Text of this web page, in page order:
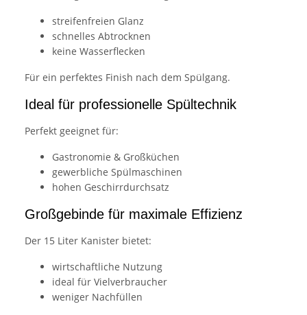
streifenfreien Glanz
schnelles Abtrocknen
keine Wasserflecken
Für ein perfektes Finish nach dem Spülgang.
Ideal für professionelle Spültechnik
Perfekt geeignet für:
Gastronomie & Großküchen
gewerbliche Spülmaschinen
hohen Geschirrdurchsatz
Großgebinde für maximale Effizienz
Der 15 Liter Kanister bietet:
wirtschaftliche Nutzung
ideal für Vielverbraucher
weniger Nachfüllen